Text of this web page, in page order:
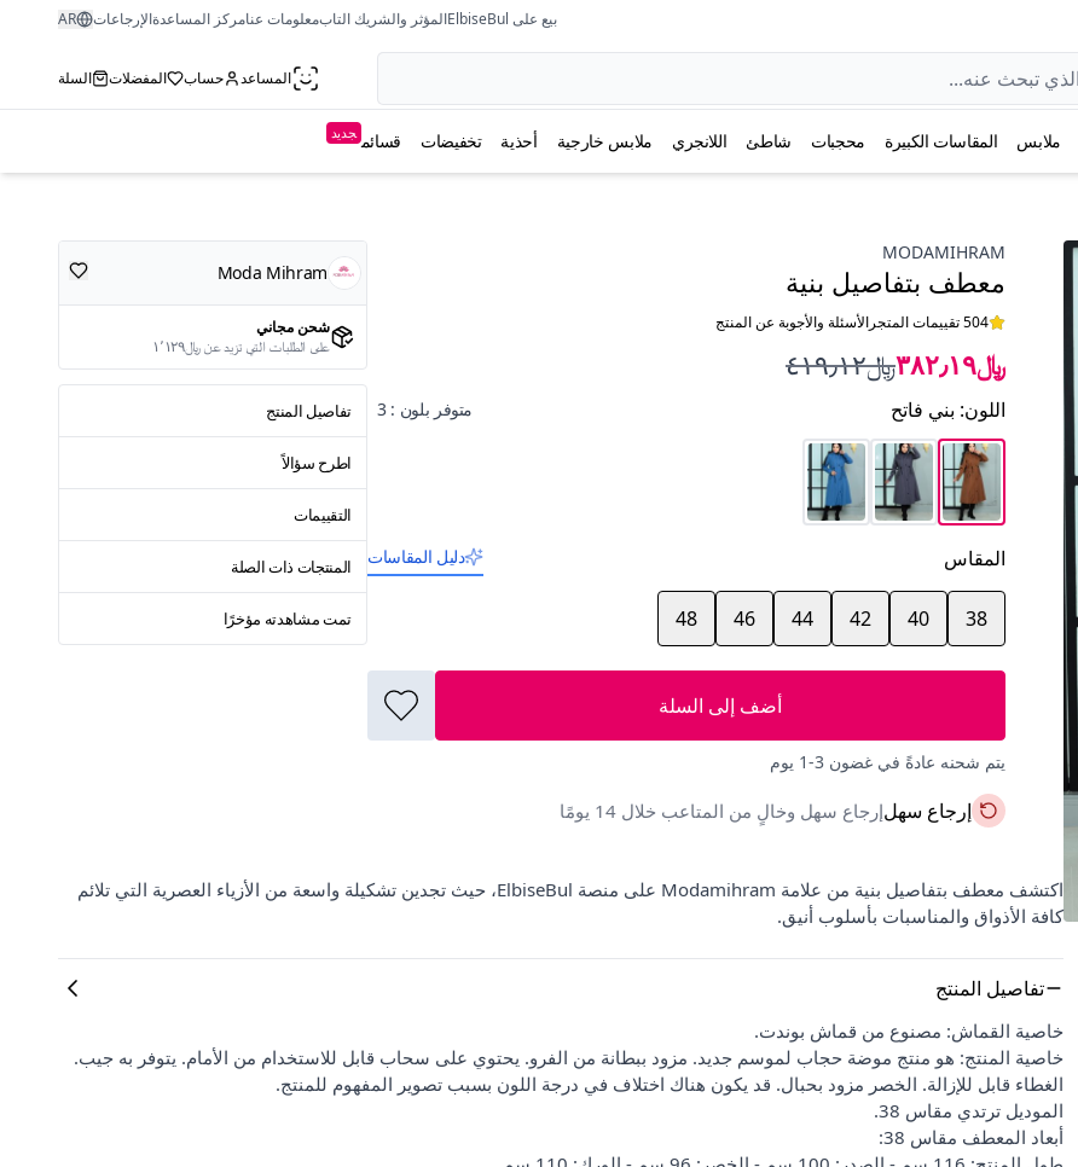
بيع على ElbiseBul المؤثر والشريك التابمعلومات عنامركز المساعدةالإرجاعات AR
المساعد حساب المفضلات السلة
ملابس المقاسات الكبيرة محجبات شاطئ اللانجري ملابس خارجية أحذية تخفيضات قسائم جديد
MODAMIHRAM
معطف بتفاصيل بنية
504 تقييمات المتجر الأسئلة والأجوبة عن المنتج
﷼٣٨٢٫١٩ ﷼٤١٩٫١٢
اللون: بني فاتح متوفر بلون : 3
المقاس دليل المقاسات
38
40
42
44
46
48
أضف إلى السلة
يتم شحنه عادةً في غضون 3-1 يوم
إرجاع سهلإرجاع سهل وخالٍ من المتاعب خلال 14 يومًا
Moda Mihram
شحن مجاني
على الطلبات التي تزيد عن ﷼١٬١٢٩
تفاصيل المنتج
اطرح سؤالاً
التقييمات
المنتجات ذات الصلة
تمت مشاهدته مؤخرًا
اكتشف معطف بتفاصيل بنية من علامة Modamihram على منصة ElbiseBul، حيث تجدين تشكيلة واسعة من الأزياء العصرية التي تلائم
كافة الأذواق والمناسبات بأسلوب أنيق.
تفاصيل المنتج
خاصية القماش: مصنوع من قماش بوندت.
خاصية المنتج: هو منتج موضة حجاب لموسم جديد. مزود ببطانة من الفرو. يحتوي على سحاب قابل للاستخدام من الأمام. يتوفر به جيب.
الغطاء قابل للإزالة. الخصر مزود بحبال. قد يكون هناك اختلاف في درجة اللون بسبب تصوير المفهوم للمنتج.
الموديل ترتدي مقاس 38.
أبعاد المعطف مقاس 38: